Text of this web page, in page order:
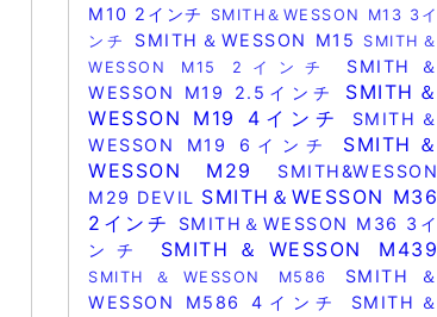
M10 2インチ
SMITH＆WESSON M13 3イ
ンチ SMITH＆WESSON M15
SMITH＆
WESSON M15 2インチ SMITH＆
WESSON M19 2.5インチ SMITH＆
WESSON M19 4インチ
SMITH＆
WESSON M19 6インチ SMITH＆
WESSON M29
SMITH&WESSON
M29 DEVIL SMITH＆WESSON M36
2インチ
SMITH＆WESSON M36 3イ
ンチ SMITH＆WESSON M439
SMITH＆WESSON M586 SMITH＆
WESSON M586 4インチ SMITH＆